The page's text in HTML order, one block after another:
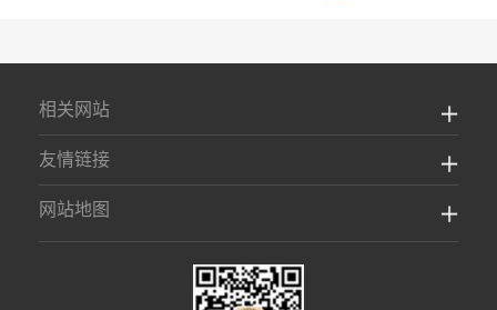
相关网站
友情链接
网站地图